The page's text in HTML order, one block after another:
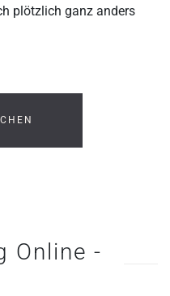
plötzlich ganz anders
Online -